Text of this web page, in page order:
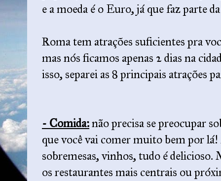
e a moeda é o Euro, já que faz parte
Roma tem atrações suficientes pra
mas nós ficamos apenas 2 dias na
isso, separei as 8 principais atrações
- Comida:não precisa se preocupar
que você vai comer muito bem por lá!
sobremesas, vinhos, tudo é delicioso.
os restaurantes mais centrais ou